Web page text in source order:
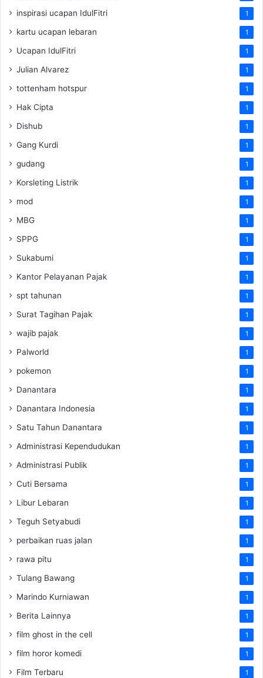
inspirasi ucapan IdulFitri 1
kartu ucapan lebaran 1
Ucapan IdulFitri 1
Julian Alvarez 1
tottenham hotspur 1
Hak Cipta 1
Dishub 1
Gang Kurdi 1
gudang 1
Korsleting Listrik 1
mod 1
MBG 1
SPPG 1
Sukabumi 1
Kantor Pelayanan Pajak 1
spt tahunan 1
Surat Tagihan Pajak 1
wajib pajak 1
Palworld 1
pokemon 1
Danantara 1
Danantara Indonesia 1
Satu Tahun Danantara 1
Administrasi Kependudukan 1
Administrasi Publik 1
Cuti Bersama 1
Libur Lebaran 1
Teguh Setyabudi 1
perbaikan ruas jalan 1
rawa pitu 1
Tulang Bawang 1
Marindo Kurniawan 1
Berita Lainnya 1
film ghost in the cell 1
film horor komedi 1
Film Terbaru 1